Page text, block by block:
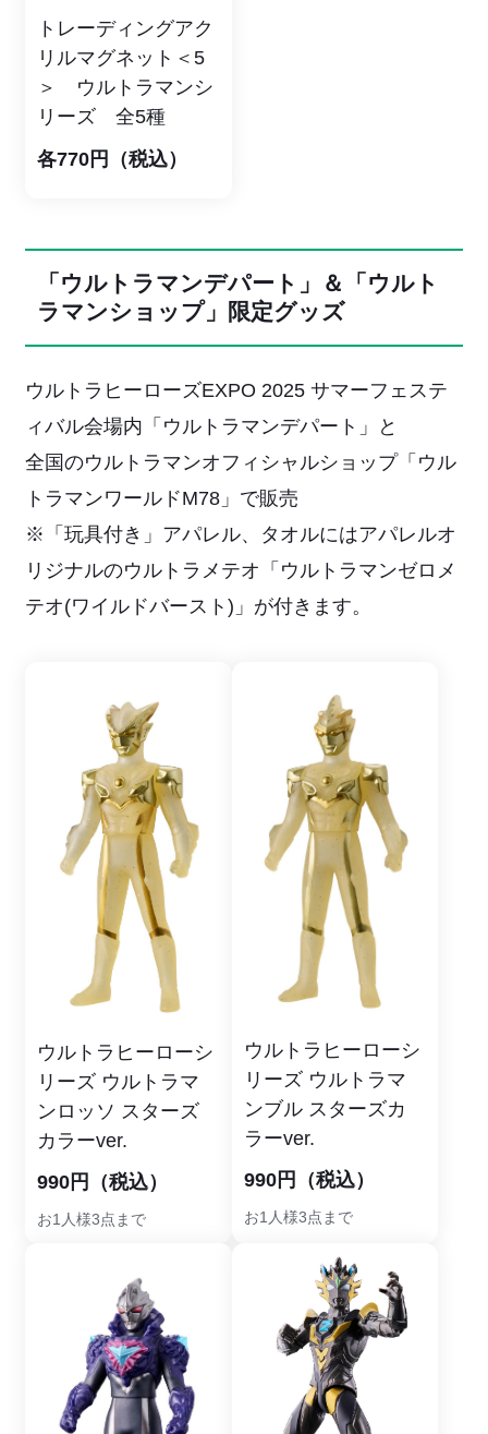
トレーディングアク
リルマグネット＜5
＞ ウルトラマンシ
リーズ 全5種
各770円（税込）
「ウルトラマンデパート」＆「ウルト
ラマンショップ」限定グッズ
ウルトラヒーローズEXPO 2025 サマーフェステ
ィバル会場内「ウルトラマンデパート」と
全国のウルトラマンオフィシャルショップ「ウル
トラマンワールドM78」で販売
※「玩具付き」アパレル、タオルにはアパレルオ
リジナルのウルトラメテオ「ウルトラマンゼロメ
テオ(ワイルドバースト)」が付きます。
ウルトラヒーローシ
リーズ ウルトラマ
ンロッソ スターズ
カラーver.
990円（税込）
お1人様3点まで
ウルトラヒーローシ
リーズ ウルトラマ
ンブル スターズカ
ラーver.
990円（税込）
お1人様3点まで